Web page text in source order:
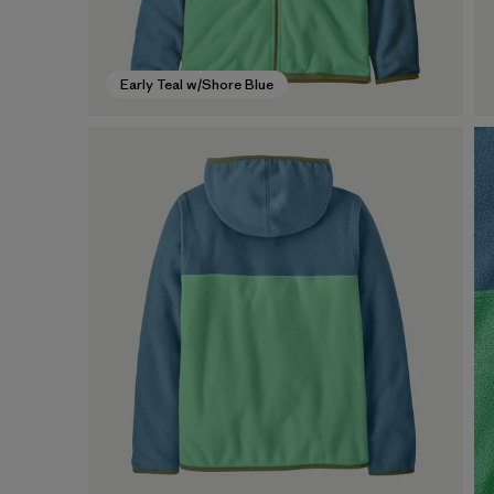
Early Teal w/Shore Blue